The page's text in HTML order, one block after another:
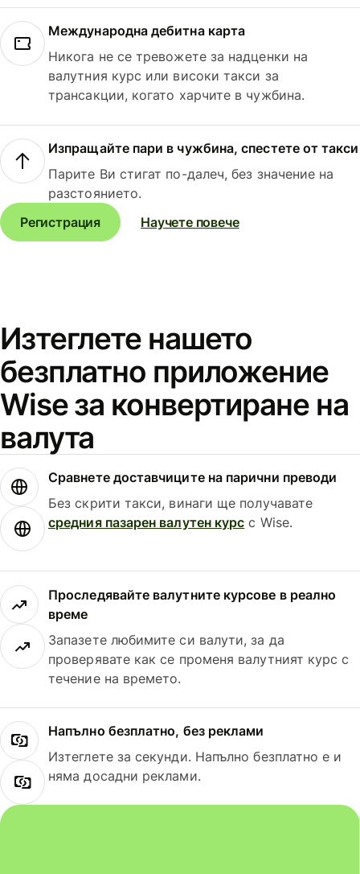
Международна дебитна карта
Никога не се тревожете за надценки на
валутния курс или високи такси за
трансакции, когато харчите в чужбина.
Изпращайте пари в чужбина, спестете от такси
Парите Ви стигат по-далеч, без значение на
разстоянието.
Регистрация
Научете повече
Изтеглете нашето
безплатно приложение
Wise за конвертиране на
валута
Сравнете доставчиците на парични преводи
Без скрити такси, винаги ще получавате
средния пазарен валутен курс с Wise.
Проследявайте валутните курсове в реално
време
Запазете любимите си валути, за да
проверявате как се променя валутният курс с
течение на времето.
Напълно безплатно, без реклами
Изтеглете за секунди. Напълно безплатно е и
няма досадни реклами.